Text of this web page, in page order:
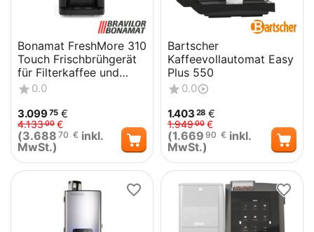
Bonamat FreshMore 310
Touch Frischbrühgerät
für Filterkaffee und
Heißgetränkevarianten
0.0
3.09975 €
4.13300 €
(3.688 70 € inkl.
MwSt.)
Bartscher
Kaffeevollautomat Easy
Plus 550
0.0
1.403 28 €
1.94900 €
(1.669 90 € inkl.
MwSt.)